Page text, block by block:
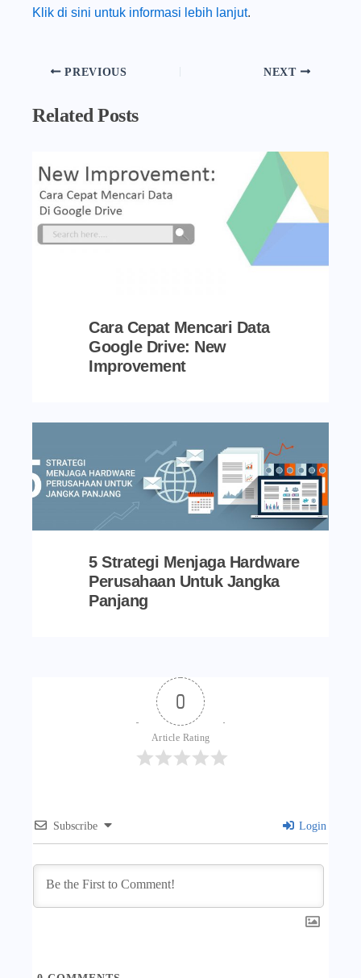
Klik di sini untuk informasi lebih lanjut.
PREVIOUS NEXT
Related Posts
Cara Cepat Mencari Data
Google Drive: New
Improvement
5 Strategi Menjaga Hardware
Perusahaan Untuk Jangka
Panjang
0
Article Rating
Subscribe Login